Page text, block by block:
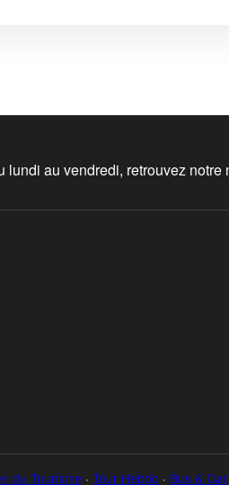
lundi au vendredi, retrouvez
du Tourisme · Tour Hebdo · Bus & Car